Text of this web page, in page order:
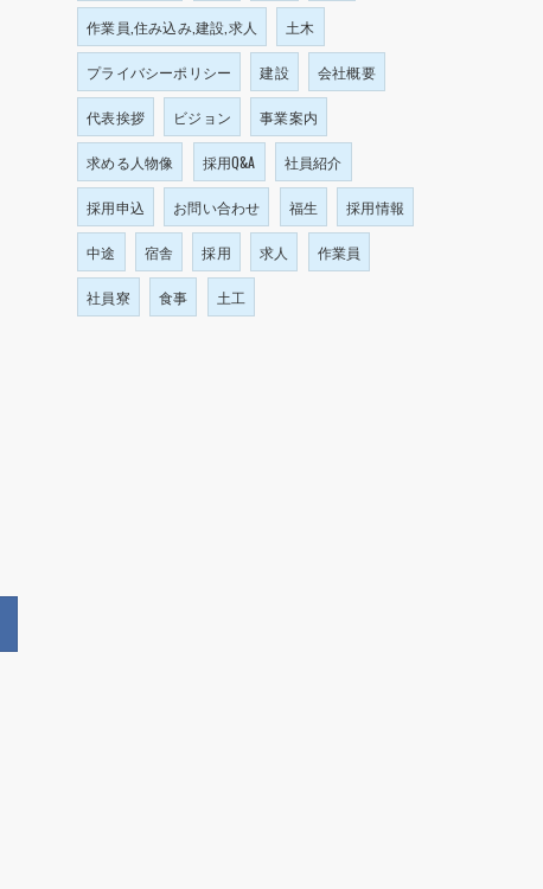
作業員,住み込み,建設,求人 土木
プライバシーポリシー 建設 会社概要
代表挨拶 ビジョン 事業案内
求める人物像 採用Q&A 社員紹介
採用申込 お問い合わせ 福生 採用情報
中途 宿舎 採用 求人 作業員
社員寮 食事 土工